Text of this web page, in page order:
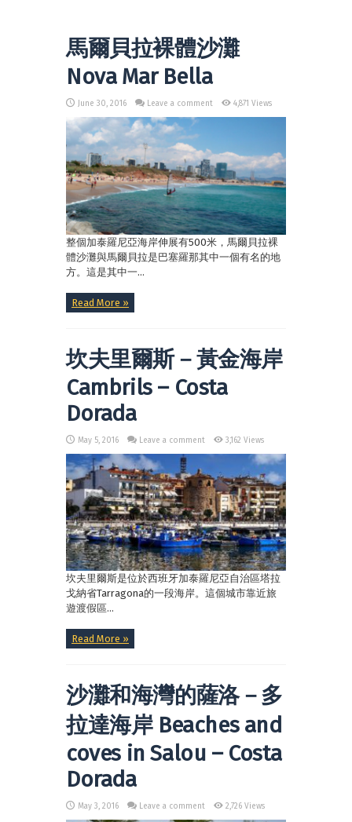
馬爾貝拉裸體沙灘
Nova Mar Bella
June 30, 2016 Leave a comment 4,871 Views
整個加泰羅尼亞海岸伸展有500米，馬爾貝拉裸
體沙灘與馬爾貝拉是巴塞羅那其中一個有名的地
方。這是其中一...
Read More »
坎夫里爾斯－黃金海岸
Cambrils – Costa
Dorada
May 5, 2016 Leave a comment 3,162 Views
坎夫里爾斯是位於西班牙加泰羅尼亞自治區塔拉
戈納省Tarragona的一段海岸。這個城市靠近旅
遊渡假區...
Read More »
沙灘和海灣的薩洛－多
拉達海岸 Beaches and
coves in Salou – Costa
Dorada
May 3, 2016 Leave a comment 2,726 Views